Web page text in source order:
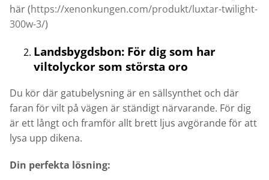
här(https://xenonkungen.com/produkt/luxtar-twilight-
300w-3/)
Landsbygdsbon: För dig som har
viltolyckor som största oro
Du kör där gatubelysning är en sällsynthet och där
faran för vilt på vägen är ständigt närvarande. För dig
är ett långt och framför allt brett ljus avgörande för att
lysa upp dikena.
Din perfekta lösning: